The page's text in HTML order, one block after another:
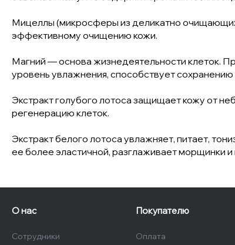
Мицеллы (микросферы из деликатно
эффективному очищению кожи.
Магний — основа жизнедеятельности клеток.
уровень увлажнения, способствует
Экстракт голубого лотоса защищает кожу от
регенерацию клеток.
Экстракт белого лотоса увлажняет, питает,
ее более эластичной, разглаживает
О нас
Сотрудники
Покупателю
Оплата